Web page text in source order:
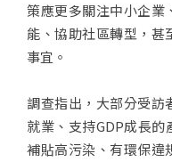
策應更多關注中小企業
能、協助社區轉型，甚
事宜。
調查指出，大部分受訪
就業、支持GDP成長
補貼高污染、有環保違